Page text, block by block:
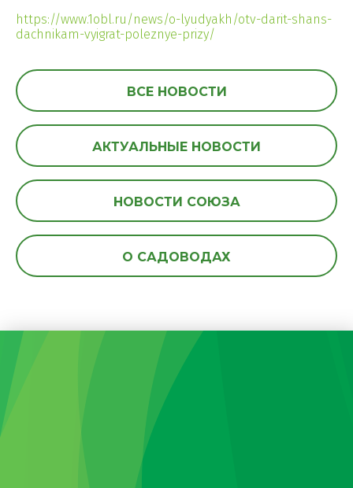
https://www.1obl.ru/news/o-lyudyakh/otv-darit-shans-
dachnikam-vyigrat-poleznye-prizy/
ВСЕ НОВОСТИ
АКТУАЛЬНЫЕ НОВОСТИ
НОВОСТИ СОЮЗА
О САДОВОДАХ